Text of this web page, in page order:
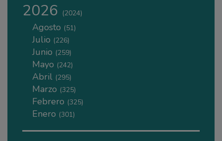
2026 (2024)
Agosto (51)
Julio (226)
Junio (259)
Mayo (242)
Abril (295)
Marzo (325)
Febrero (325)
Enero (301)